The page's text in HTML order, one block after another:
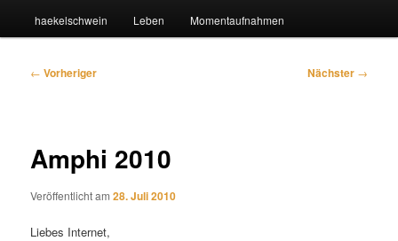
haekelschwein Leben Momentaufnahmen
Beitragsnavigation
← Vorheriger Nächster →
Amphi 2010
Veröffentlicht am28. Juli 2010
Liebes Internet,